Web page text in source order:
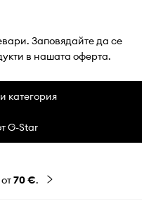
Заповядайте да се
в нашата оферта.
категория
G-Star
70 €.